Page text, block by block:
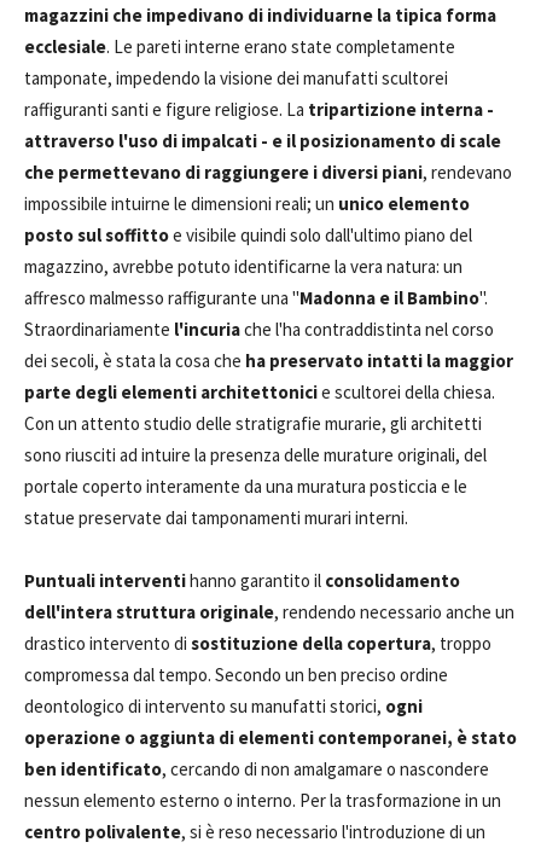
magazzini che impedivano di individuarne la tipica forma
ecclesiale. Le pareti interne erano state completamente
tamponate, impedendo la visione dei manufatti scultorei
raffiguranti santi e figure religiose. La tripartizione interna -
attraverso l'uso di impalcati - e il posizionamento di scale
che permettevano di raggiungere i diversi piani, rendevano
impossibile intuirne le dimensioni reali; un unico elemento
posto sul soffittoe visibile quindi solo dall'ultimo piano del
magazzino, avrebbe potuto identificarne la vera natura: un
affresco malmesso raffigurante una "Madonna e il Bambino".
Straordinariamente l'incuriache l'ha contraddistinta nel corso
dei secoli, è stata la cosa che ha preservato intatti la maggior
parte degli elementi architettonicie scultorei della chiesa.
Con un attento studio delle stratigrafie murarie, gli architetti
sono riusciti ad intuire la presenza delle murature originali, del
portale coperto interamente da una muratura posticcia e le
statue preservate dai tamponamenti murari interni.
Puntuali interventihanno garantito il consolidamento
dell'intera struttura originale, rendendo necessario anche un
drastico intervento di sostituzione della copertura, troppo
compromessa dal tempo. Secondo un ben preciso ordine
deontologico di intervento su manufatti storici, ogni
operazione o aggiunta di elementi contemporanei, è stato
ben identificato, cercando di non amalgamare o nascondere
nessun elemento esterno o interno. Per la trasformazione in un
centro polivalente, si è reso necessario l'introduzione di un